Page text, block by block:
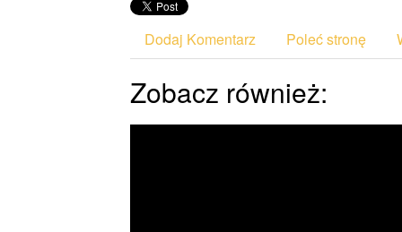
Dodaj Komentarz Poleć stronę
Zobacz również: